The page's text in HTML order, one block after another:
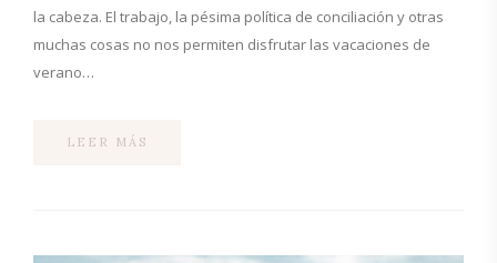
la cabeza. El trabajo, la pésima política de conciliación y otras
muchas cosas no nos permiten disfrutar las vacaciones de
verano…
LEER MÁS